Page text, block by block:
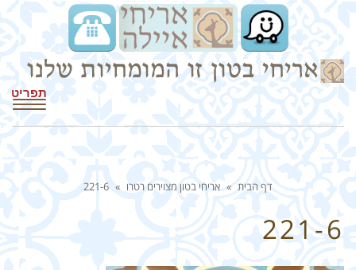
תפריט
דף הבית » אריחי בטון מצוירים רטרו »
221-6
221-6